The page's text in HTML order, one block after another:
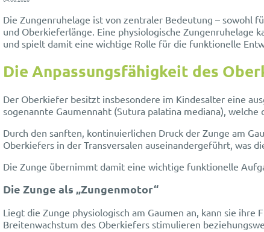
Die Zungenruhelage ist von zentraler Bedeutung – sowohl
und Oberkieferlänge. Eine physiologische Zungenruhelage
und spielt damit eine wichtige Rolle für die funktionelle
Die Anpassungsfähigkeit des
Der Oberkiefer besitzt insbesondere im Kindesalter eine
sogenannte Gaumennaht (Sutura palatina mediana),
Durch den sanften, kontinuierlichen Druck der Zunge am
Oberkiefers in der Transversalen auseinandergeführt, was
Die Zunge übernimmt damit eine wichtige funktionelle
Die Zunge als „Zungenmotor“
Liegt die Zunge physiologisch am Gaumen an, kann sie
Breitenwachstum des Oberkiefers stimulieren